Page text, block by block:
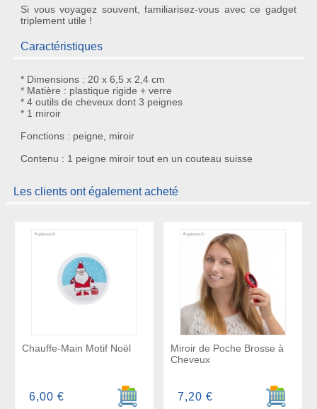
Si vous voyagez souvent, familiarisez-vous avec ce gadget
triplement utile !
Caractéristiques
* Dimensions : 20 x 6,5 x 2,4 cm
* Matière : plastique rigide + verre
* 4 outils de cheveux dont 3 peignes
* 1 miroir
Fonctions : peigne, miroir
Contenu : 1 peigne miroir tout en un couteau suisse
Les clients ont également acheté
Chauffe-Main Motif Noël
Ajouter au panier
6,00 €
Miroir de Poche Brosse à
Cheveux
Ajouter
7,20 €